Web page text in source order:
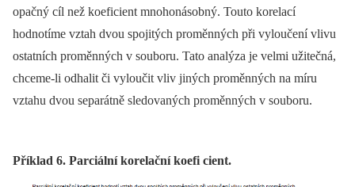
opačný cíl než koeficient mnohonásobný. Touto korelací
hodnotíme vztah dvou spojitých proměn­ných při vyloučení vlivu
ostatních proměn­ných v souboru. Tato analýza je velmi užitečná,
chceme-li odhalit či vyloučit vliv jiných proměn­ných na míru
vztahu dvou separátně sledovaných proměn­ných v souboru.
Příklad 6. Parciální korelační koefi cient.